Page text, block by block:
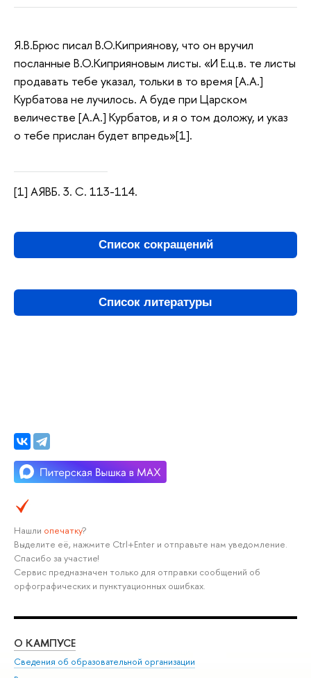
Я.В.Брюс писал В.О.Киприянову, что он вручил
посланные В.О.Киприяновым листы. «И Е.ц.в. те листы
продавать тебе указал, тольки в то время [А.А.]
Курбатова не лучилось. А буде при Царском
величестве [А.А.] Курбатов, и я о том доложу, и указ
о тебе прислан будет впредь»[1].
[1] АЯВБ. 3. С. 113-114.
Список сокращений
Список литературы
Нашли опечатку?
Выделите её, нажмите Ctrl+Enter и отправьте нам уведомление.
Спасибо за участие!
Сервис предназначен только для отправки сообщений об
орфографических и пунктуационных ошибках.
О КАМПУСЕ
Сведения об образовательной организации